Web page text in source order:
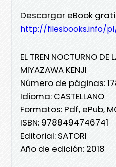
Descargar eBook
http://filesbooks.info/
EL TREN NOCTURNO DE
MIYAZAWA KENJI
Número de páginas:
Idioma: CASTELLANO
Formatos: Pdf, ePub,
ISBN: 9788494746741
Editorial: SATORI
Año de edición: 2018